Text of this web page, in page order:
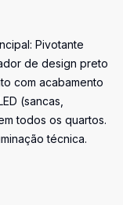
Pivotante
de design preto
com acabamento
(sancas,
todos os quartos.
técnica.